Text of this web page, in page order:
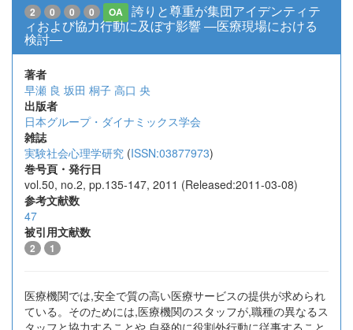
2 0 0 0 OA
誇りと尊重が集団アイデンティテ
ィおよび協力行動に及ぼす影響 ―医療現場における
検討―
著者
早瀬 良 坂田 桐子 高口 央
出版者
日本グループ・ダイナミックス学会
雑誌
実験社会心理学研究 (ISSN:03877973)
巻号頁・発行日
vol.50, no.2, pp.135-147, 2011 (Released:2011-03-08)
参考文献数
47
被引用文献数
2 1
医療機関では,安全で質の高い医療サービスの提供が求められ
ている。そのためには,医療機関のスタッフが,職種の異なるス
タッフと協力することや,自発的に役割外行動に従事すること